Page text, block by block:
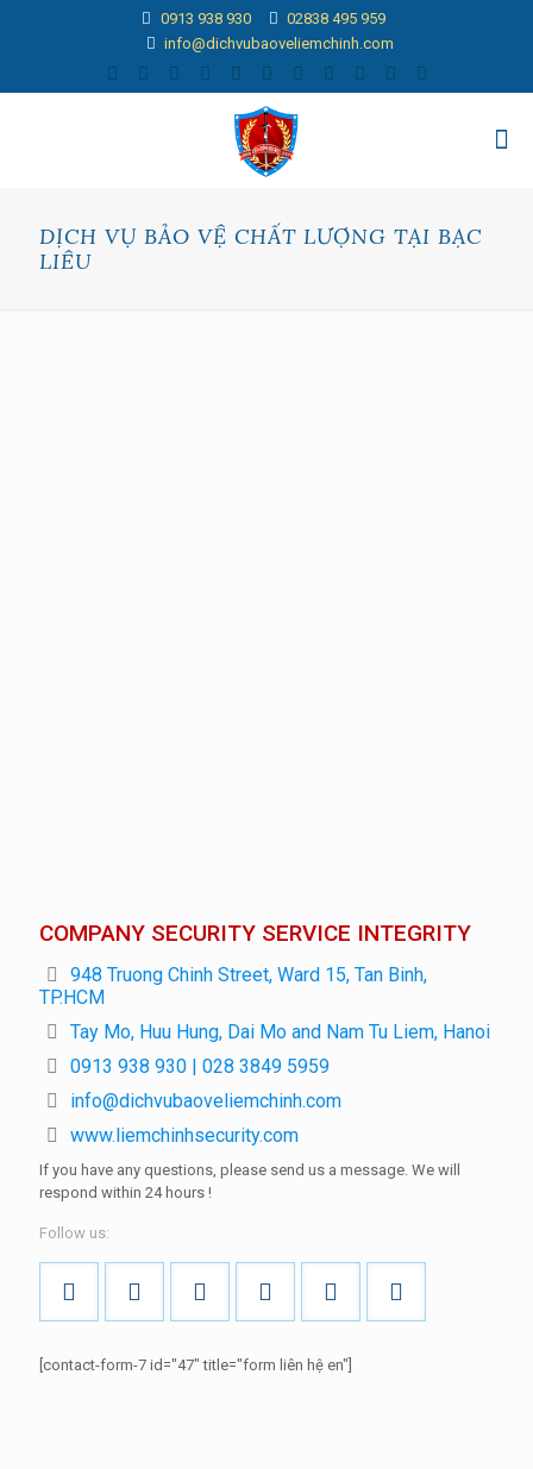
0913 938 930
02838 495 959
info@dichvubaoveliemchinh.com
DỊCH VỤ BẢO VỆ CHẤT LƯỢNG TẠI BẠC
LIÊU
COMPANY SECURITY SERVICE INTEGRITY
948 Truong Chinh Street, Ward 15, Tan Binh,
TP.HCM
Tay Mo, Huu Hung, Dai Mo and Nam Tu Liem, Hanoi
0913 938 930 | 028 3849 5959
info@dichvubaoveliemchinh.com
www.liemchinhsecurity.com
If you have any questions, please send us a message. We will
respond within 24 hours !
Follow us:
[contact-form-7 id="47" title="form liên hệ en"]